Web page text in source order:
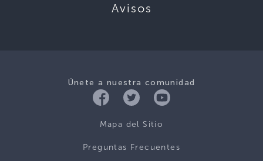
Avisos
Únete a nuestra comunidad
Mapa del Sitio
Preguntas Frecuentes